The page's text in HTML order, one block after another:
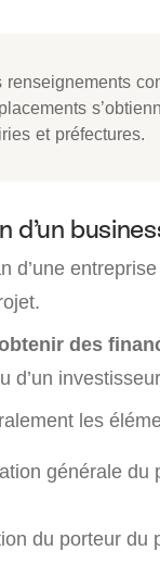
renseignements
et préfectures.
d’un
d’une
des
d’un
les
générale du
du porteur du